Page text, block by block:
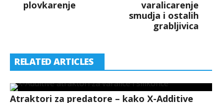
plovkarenje
varalicarenje
smudja i ostalih
grabljivica
RELATED ARTICLES
Atraktori za predatore – kako X-Additive